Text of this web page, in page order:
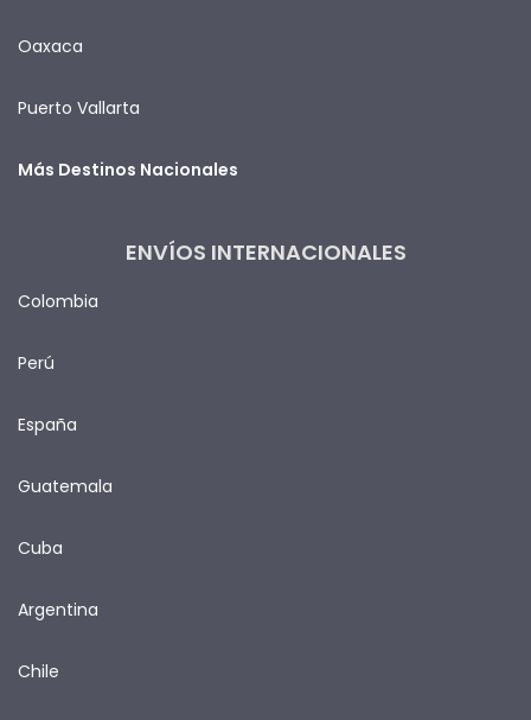
Oaxaca
Puerto Vallarta
Más Destinos Nacionales
ENVÍOS INTERNACIONALES
Colombia
Perú
España
Guatemala
Cuba
Argentina
Chile